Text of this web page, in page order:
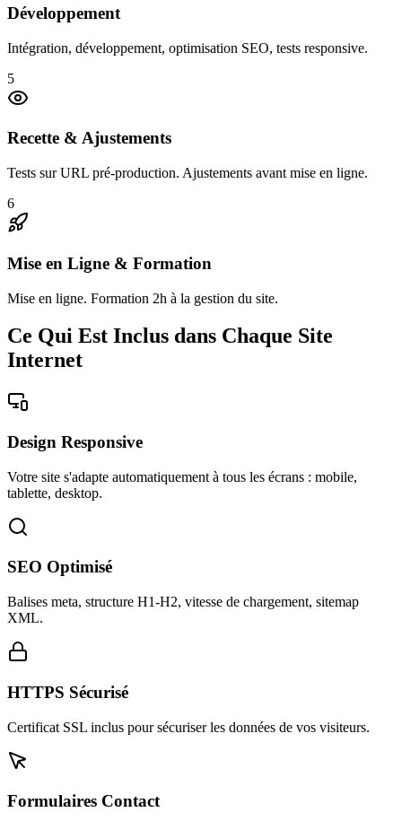
Développement
Intégration, développement, optimisation SEO, tests responsive.
5
Recette & Ajustements
Tests sur URL pré-production. Ajustements avant mise en ligne.
6
Mise en Ligne & Formation
Mise en ligne. Formation 2h à la gestion du site.
Ce Qui Est Inclus dans Chaque Site
Internet
Design Responsive
Votre site s'adapte automatiquement à tous les écrans : mobile,
tablette, desktop.
SEO Optimisé
Balises meta, structure H1-H2, vitesse de chargement, sitemap
XML.
HTTPS Sécurisé
Certificat SSL inclus pour sécuriser les données de vos visiteurs.
Formulaires Contact